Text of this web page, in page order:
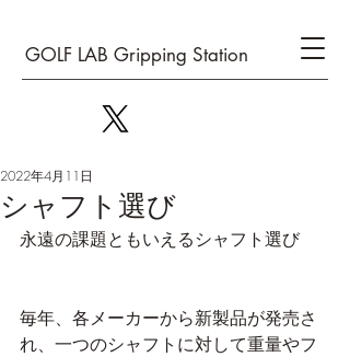
GOLF LAB Gripping Station
シャフト選び
2022年4月11日
永遠の課題ともいえるシャフト選び
毎年、各メーカーから新製品が発売さ
れ、一つのシャフトに対して重量やフ